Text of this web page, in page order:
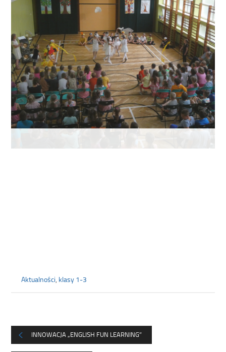
Aktualności, klasy 1-3
INNOWACJA „ENGLISH FUN LEARNING”